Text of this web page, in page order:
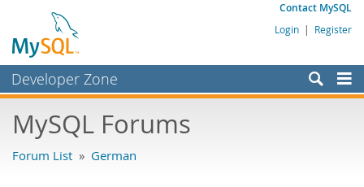
Contact MySQL
Login | Register
Developer Zone
Bugs
MySQL Forums
Forum List » German